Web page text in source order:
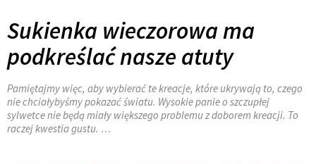
Sukienka wieczorowa ma
podkreślać nasze atuty
Pamiętajmy więc, aby wybierać te kreacje, które ukrywają to, czego
nie chciałybyśmy pokazać światu. Wysokie panie o szczupłej
sylwetce nie będą miały większego problemu z doborem kreacji. To
raczej kwestia gustu. …